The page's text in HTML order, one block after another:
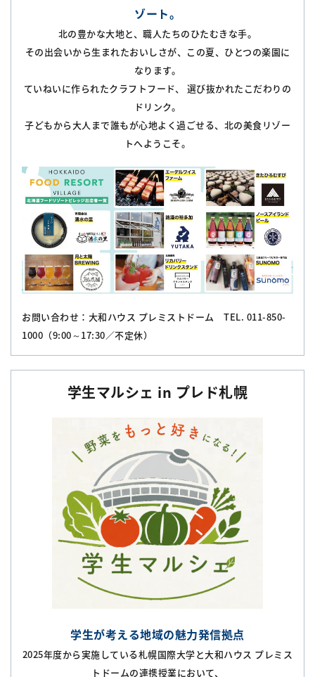
ゾート。
北の豊かな大地と、職人たちのひたむきな手。
その出会いから生まれたおいしさが、この夏、ひとつの楽園に
なります。
ていねいに作られたクラフトフード、 選び抜かれたこだわりの
ドリンク。
子どもから大人まで誰もが心地よく過ごせる、北の美食リゾー
トへようこそ。
お問い合わせ：大和ハウス プレミストドーム TEL. 011-850-
1000（9:00～17:30／不定休）
学生マルシェ in プレド札幌
学生が考える地域の魅力発信拠点
2025年度から実施している札幌国際大学と大和ハウス プレミス
トドームの連携授業において、